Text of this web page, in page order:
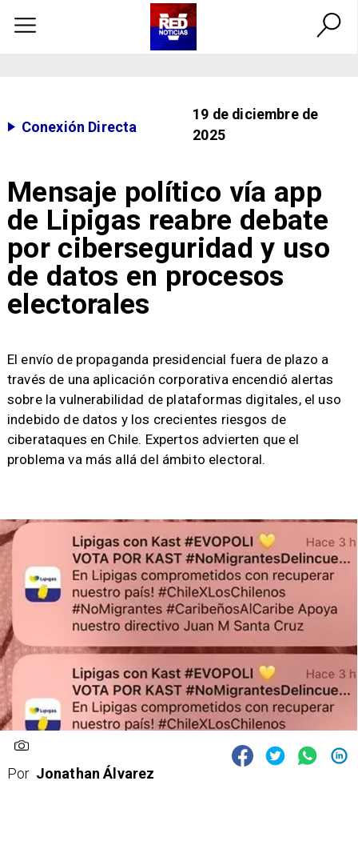
Conexión Directa
19 de diciembre de
2025
Mensaje político vía app
de Lipigas reabre debate
por ciberseguridad y uso
de datos en procesos
electorales
​El envío de propaganda presidencial fuera de plazo a
través de una aplicación corporativa encendió alertas
sobre la vulnerabilidad de plataformas digitales, el uso
indebido de datos y los crecientes riesgos de
ciberataques en Chile. Expertos advierten que el
problema va más allá del ámbito electoral.
Por Jonathan Álvarez